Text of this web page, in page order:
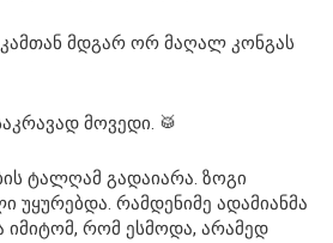
მდგარ ორ მაღალ კონგას
მოვედი. 🥁
ტალღამ გადაიარა. ზოგი
უყურებდა. რამდენიმე ადამიანმა
იმიტომ, რომ ესმოდა, არამედ